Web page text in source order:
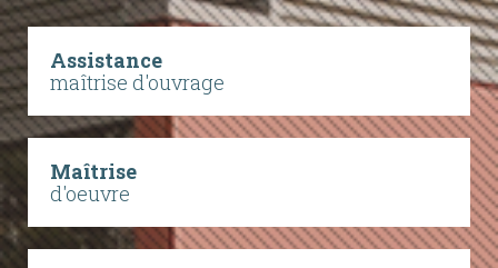
Assistance
maîtrise d'ouvrage
Maîtrise
d'oeuvre